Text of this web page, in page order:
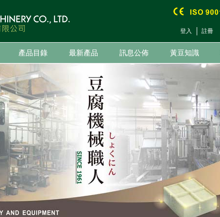
登入 註冊
產品目錄 最新產品 訊息公佈 黃豆知識